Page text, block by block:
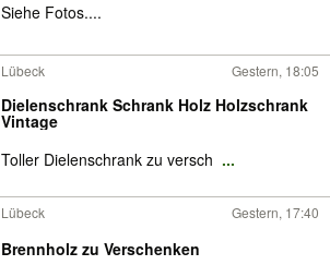
Siehe Fotos....
Lübeck Gestern, 18:05
Dielenschrank Schrank Holz Holzschrank
Vintage
Toller Dielenschrank zu versch ...
Lübeck Gestern, 17:40
Brennholz zu Verschenken